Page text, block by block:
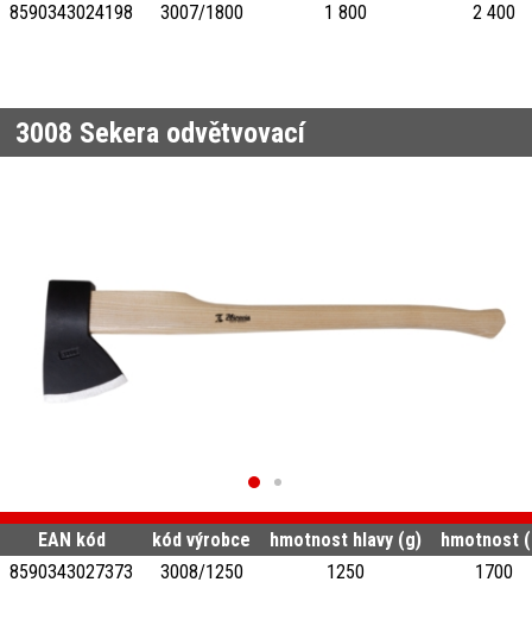
8590343024198
3007/1800 1 800 2 400
3008 Sekera odvětvovací
EAN kód kód výrobce hmotnost hlavy (g)
hmotnost
8590343027373
3008/1250 1250 1700